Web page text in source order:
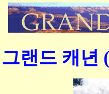
그랜드 캐년